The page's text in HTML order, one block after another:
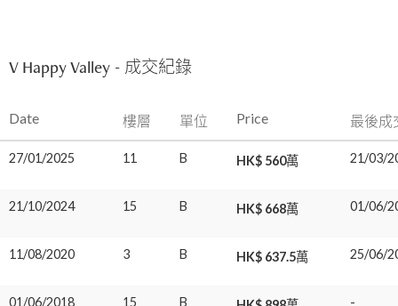
V Happy Valley - 成交紀錄
Date 樓層 單位 Price 最後成
27/01/2025 11 B HK$ 560萬 21/03/
21/10/2024 15 B HK$ 668萬 01/06/
11/08/2020 3 B HK$ 637.5萬 25/06/
01/06/2018 15 B -